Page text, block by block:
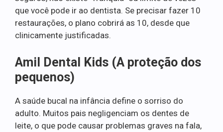
que você pode ir ao dentista. Se precisar fazer 10
restaurações, o plano cobrirá as 10, desde que
clinicamente justificadas.
Amil Dental Kids (A proteção dos
pequenos)
A saúde bucal na infância define o sorriso do
adulto. Muitos pais negligenciam os dentes de
leite, o que pode causar problemas graves na fala,